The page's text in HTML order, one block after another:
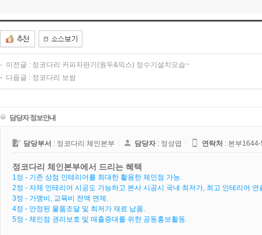
- 이전글 : 정코다리 커피자판기(원두&믹스) 정수기설치모습~
- 다음글 : 정코다리 보쌈
담당자 정보안내
담당부서 : 정코다리 체인본부 담당자: 정성엽 연락처 : 본부
정코다리 체인본부에서 드리는 혜택
1정 - 기존 상점 인테리어를 최대한 활용한 체인점 가능.
2정 - 자체 인테리어 시공도 가능하고 본사 시공시 국내 최저가, 최고 인테리어 연
3정 - 가맹비, 교육비 전액 면제.
4정 - 안정된 물품조달 및 최저가 재료 납품.
5정 - 체인점 권리보호 및 매출증대를 위한 공동홍보활동.